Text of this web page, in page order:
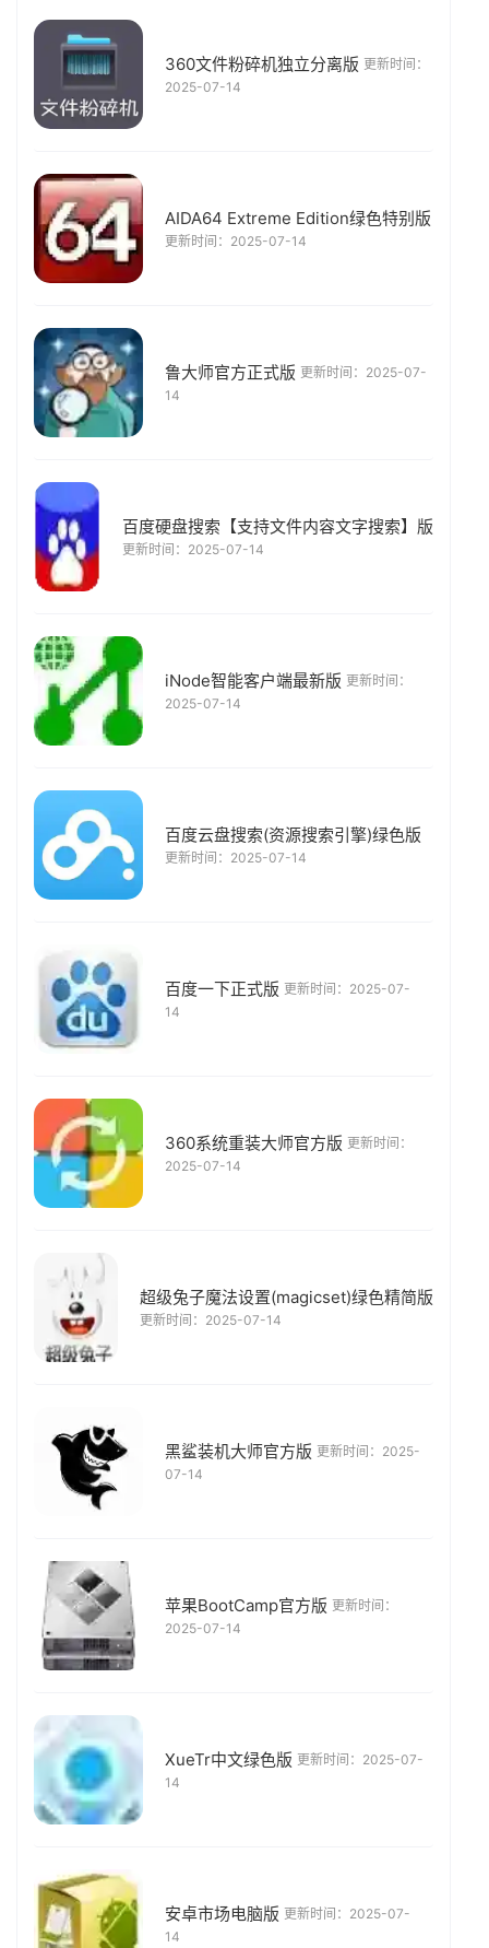
360文件粉碎机独立分离版 更新时间：
2025-07-14
AIDA64 Extreme Edition绿色特别版
更新时间：2025-07-14
鲁大师官方正式版 更新时间：2025-07-
14
百度硬盘搜索【支持文件内容文字搜索】版
更新时间：2025-07-14
iNode智能客户端最新版 更新时间：
2025-07-14
百度云盘搜索(资源搜索引擎)绿色版
更新时间：2025-07-14
百度一下正式版 更新时间：2025-07-
14
360系统重装大师官方版 更新时间：
2025-07-14
超级兔子魔法设置(magicset)绿色精简版
更新时间：2025-07-14
黑鲨装机大师官方版 更新时间：2025-
07-14
苹果BootCamp官方版 更新时间：
2025-07-14
XueTr中文绿色版 更新时间：2025-07-
14
安卓市场电脑版 更新时间：2025-07-
14